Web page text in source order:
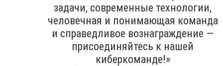
задачи, современные технологии,
человечная и понимающая команда
и справедливое вознаграждение —
присоединяйтесь к нашей
киберкоманде!»